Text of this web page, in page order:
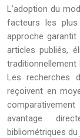
L’adoption du
facteurs les
approche
articles publiés,
Les recherches
reçoivent en
avantage
bibliométriques du